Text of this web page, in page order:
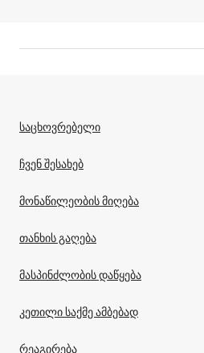
საცხოვრებელი
ჩვენ შესახებ
მონაწილეობის მიღება
თანხის გაღება
მასპინძლობის დაწყება
კეთილი საქმე ამბებად
რეაგირება